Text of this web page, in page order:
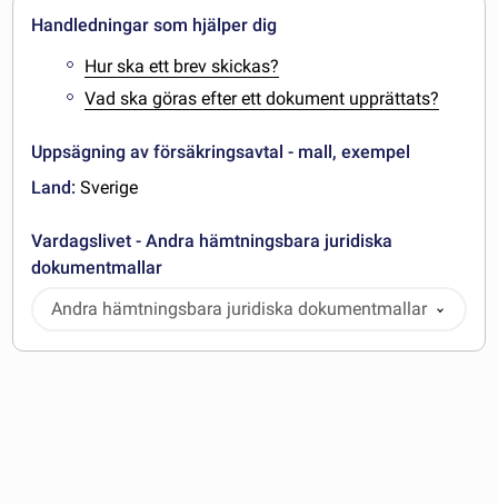
Handledningar som hjälper dig
Hur ska ett brev skickas?
Vad ska göras efter ett dokument upprättats?
Uppsägning av försäkringsavtal - mall, exempel
Land: Sverige
Vardagslivet - Andra hämtningsbara juridiska
dokumentmallar
Andra hämtningsbara juridiska dokumentmallar